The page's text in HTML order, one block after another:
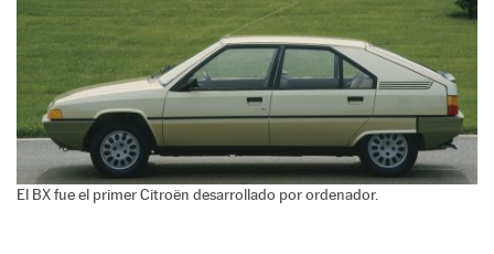
El BX fue el primer Citroën desarrollado por ordenador.